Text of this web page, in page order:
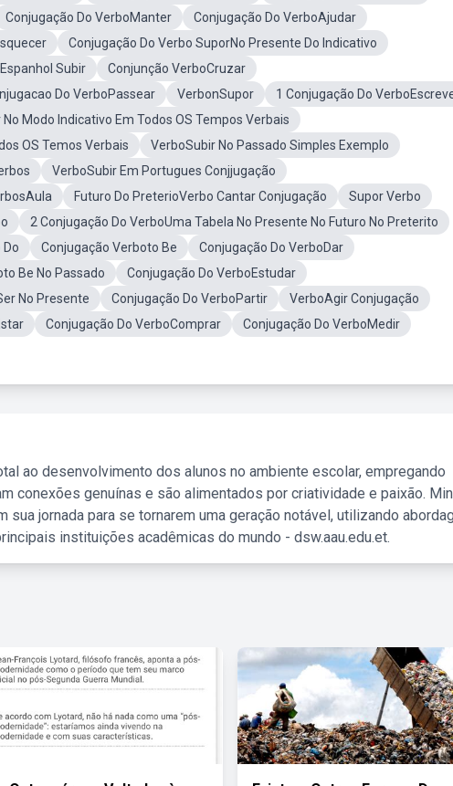
Conjugação Do VerboManter
Conjugação Do VerboAjudar
Conjugação Do Verbo SuporNo Presente Do Indicativo
Subir
Conjunção VerboCruzar
Do VerboPassear VerbonSupor
1 Conjugação Do
Modo Indicativo Em Todos OS Tempos Verbais
OS Temos Verbais
VerboSubir No Passado Simples Exemplo
VerboSubir Em Portugues Conjjugação
Futuro Do PreterioVerbo Cantar Conjugação
Supor Verbo
2 Conjugação Do VerboUma Tabela No Presente No Futuro No Preterito
Conjugação Verboto Be
Conjugação Do VerboDar
Be No Passado
Conjugação Do VerboEstudar
No Presente Conjugação Do VerboPartir
VerboAgir Conjugação
Conjugação Do VerboComprar
Conjugação Do VerboMedir
ao desenvolvimento dos alunos no ambiente escolar, empregando
conexões genuínas e são alimentados por criatividade e paixão.
jornada para se tornarem uma geração notável, utilizando
instituições acadêmicas do mundo - dsw.aau.edu.et.